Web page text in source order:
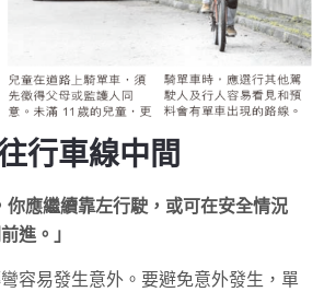
行車線中間
你應繼續靠左行駛，或可在安全情況
進。」
容易發生意外。要避免意外發生，單